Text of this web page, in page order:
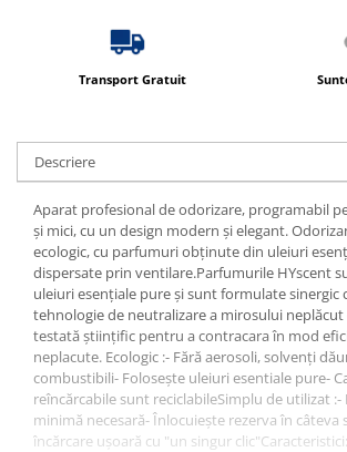
Transport Gratuit
Descriere
Aparat profesional de odorizare, programabil
și mici, cu un design modern și elegant.
ecologic, cu parfumuri obținute din uleiuri
dispersate prin ventilare.Parfumurile HYscent
uleiuri esențiale pure și sunt formulate sinergic
tehnologie de neutralizare a mirosului
testată științific pentru a contracara în mod
neplacute. Ecologic :- Fără aerosoli, solvenți
combustibili- Folosește uleiuri esentiale pure-
reîncărcabile sunt reciclabileSimplu de utilizat
minimă necesară- Înlocuiește rezerva în câteva
încărcare ușoară cu "un singur